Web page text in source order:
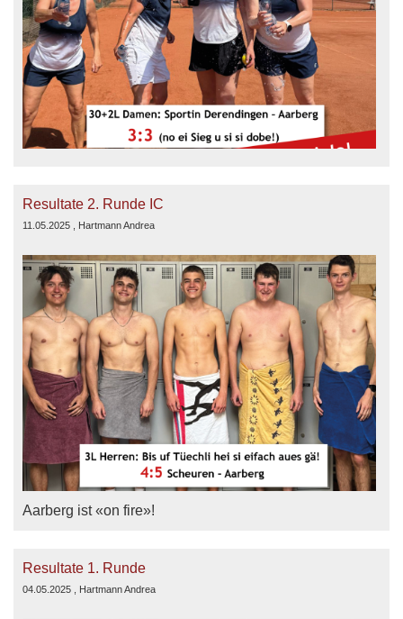
Resultate 2. Runde IC
11.05.2025 , Hartmann Andrea
Aarberg ist «on fire»!
Resultate 1. Runde
04.05.2025 , Hartmann Andrea